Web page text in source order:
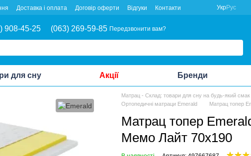
Доставка і оплата Договір оферти Відгуки Контакти УкрРус
908-45-25 (063) 269-59-85 Передзвонити вам?
для сну Акції Бренди
Матрац - Склад: товари для сну на будь-який
Ортопедичні матраци Emerald
Матрац топер
Матрац топер
Мемо Лайт 70x190